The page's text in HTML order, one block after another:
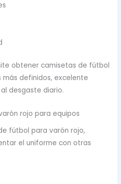
obtener camisetas de fútbol
definidos, excelente
desgaste diario.
rojo para equipos
fútbol para varón rojo,
el uniforme con otras